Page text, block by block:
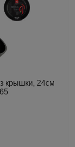
крышки, 24см